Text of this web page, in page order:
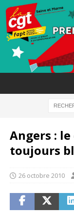
Angers :
toujours
26 octobre 2010